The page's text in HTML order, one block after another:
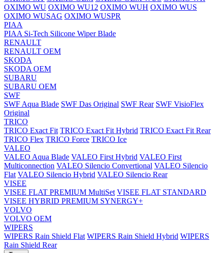
OXIMO WU OXIMO WU12 OXIMO WUH OXIMO WUS
OXIMO WUSAG OXIMO WUSPR
PIAA
PIAA Si-Tech Silicone Wiper Blade
RENAULT
RENAULT OEM
SKODA
SKODA OEM
SUBARU
SUBARU OEM
SWF
SWF Aqua Blade SWF Das Original SWF Rear SWF VisioFlex
Original
TRICO
TRICO Exact Fit TRICO Exact Fit Hybrid TRICO Exact Fit Rear
TRICO Flex TRICO Force TRICO Ice
VALEO
VALEO Aqua Blade VALEO First Hybrid VALEO First
Multiconnection VALEO Silencio Convertional VALEO Silencio
Flat VALEO Silencio Hybrid VALEO Silencio Rear
VISEE
VISEE FLAT PREMIUM MultiSet VISEE FLAT STANDARD
VISEE HYBRID PREMIUM SYNERGY+
VOLVO
VOLVO OEM
WIPERS
WIPERS Rain Shield Flat WIPERS Rain Shield Hybrid WIPERS
Rain Shield Rear